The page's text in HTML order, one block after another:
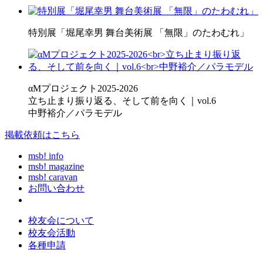
特別展「堀尾幸男 舞台美術展 「無限」のたわむれ」
αMプロジェクト2025-2026
立ち止まり振り返る、そして前を向く｜vol.6
中野裕介／パラモデル
掲載依頼はこちら
msb! info
msb! magazine
msb! caravan
お問い合わせ
校友会について
校友会活動
各種申請